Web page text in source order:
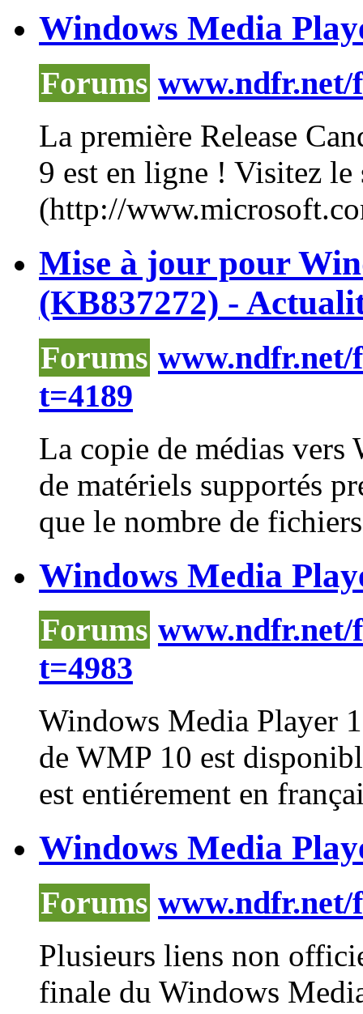
Windows Media
Forums www.ndfr.net/
La première Release
9 est en ligne ! Visitez
(http://
Mise à jour pour
(KB837272) -
Forums www.ndfr.net/
t=4189
La copie de médias vers
de matériels supportés
que le nombre de
Windows Media
Forums www.ndfr.net/
t=4983
Windows Media Player
de WMP 10 est
est entiérement en
Windows Media
Forums www.ndfr.net/
Plusieurs liens non
finale du Windows